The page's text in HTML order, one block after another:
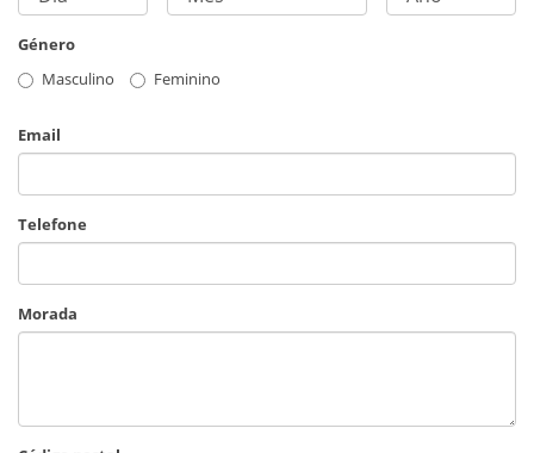
Género
Masculino
Feminino
Email
Telefone
Morada